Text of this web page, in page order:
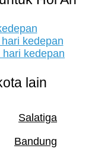
kedepan
kedepan
lain
Salatiga
Bandung